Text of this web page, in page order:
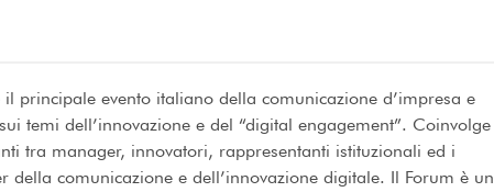
principale evento italiano della comunicazione d’impresa e
temi dell’innovazione e del “digital engagement”. Coinvolge
tra manager, innovatori, rappresentanti istituzionali ed i
della comunicazione e dell’innovazione digitale. Il Forum è un